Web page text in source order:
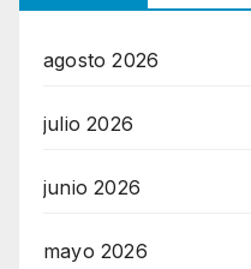
agosto 2026
julio 2026
junio 2026
mayo 2026